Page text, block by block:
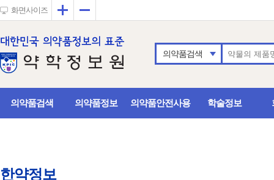
화면사이즈 확대
의약품검색
의약품검색 의약품정보 의약품안전사용 학술정보
한약정보